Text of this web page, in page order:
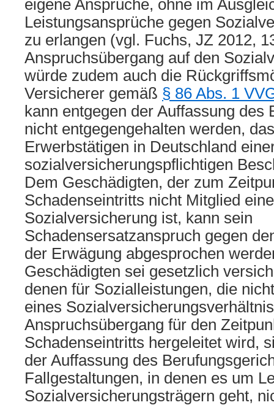
eigene Ansprüche, ohne im
Leistungsansprüche gegen
zu erlangen (vgl. Fuchs, JZ 2012,
Anspruchsübergang auf den
würde zudem auch die
Versicherer gemäß § 86 Abs. 1
kann entgegen der Auffassung des
nicht entgegengehalten werden,
Erwerbstätigen in Deutschland
sozialversicherungspflichtigen
Dem Geschädigten, der zum
Schadenseintritts nicht Mitglied
Sozialversicherung ist, kann sein
Schadensersatzanspruch gegen
der Erwägung abgesprochen
Geschädigten sei gesetzlich
denen für Sozialleistungen, die
eines
Anspruchsübergang für den
Schadenseintritts hergeleitet wird,
der Auffassung des
Fallgestaltungen, in denen es um
Sozialversicherungsträgern geht,